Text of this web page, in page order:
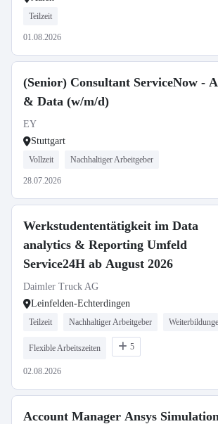
Teilzeit
01.08.2026
(Senior) Consultant ServiceNow -
& Data (w/m/d)
EY
Stuttgart
Vollzeit Nachhaltiger Arbeitgeber
28.07.2026
Werkstudententätigkeit im Data
analytics & Reporting Umfeld
Service24H ab August 2026
Daimler Truck AG
Leinfelden-Echterdingen
Teilzeit Nachhaltiger Arbeitgeber
Flexible Arbeitszeiten 5
02.08.2026
Account Manager Ansys